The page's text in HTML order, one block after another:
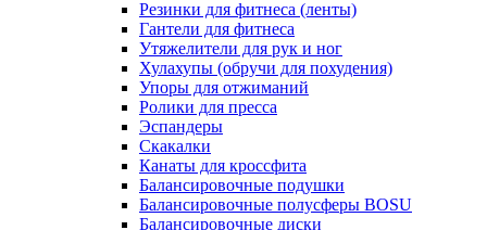
Резинки для фитнеса (ленты)
Гантели для фитнеса
Утяжелители для рук и ног
Хулахупы (обручи для похудения)
Упоры для отжиманий
Ролики для пресса
Эспандеры
Скакалки
Канаты для кроссфита
Балансировочные подушки
Балансировочные полусферы BOSU
Балансировочные диски